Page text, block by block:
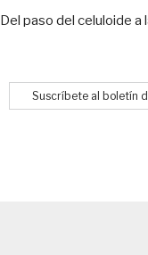
Del paso del celuloide a
Suscríbete al boletín